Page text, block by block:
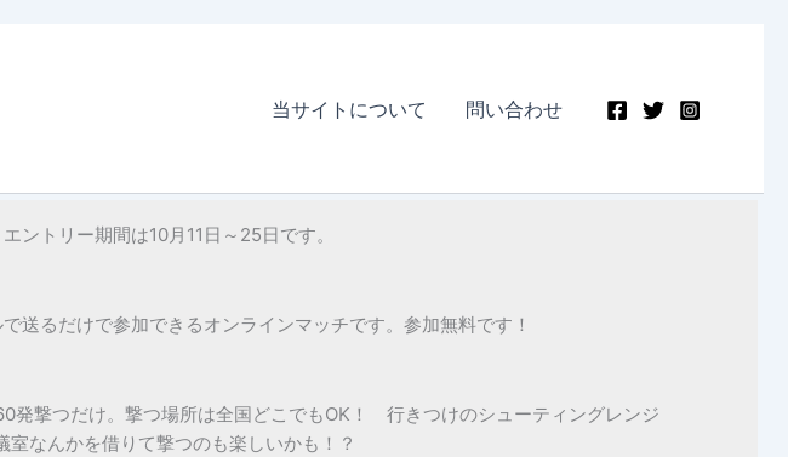
当サイトについて 問い合わせ
ントリー期間は10月11日～25日です。
送るだけで参加できるオンラインマッチです。参加無料です！
発撃つだけ。撃つ場所は全国どこでもOK！ 行きつけのシューティングレンジ
なんかを借りて撃つのも楽しいかも！？